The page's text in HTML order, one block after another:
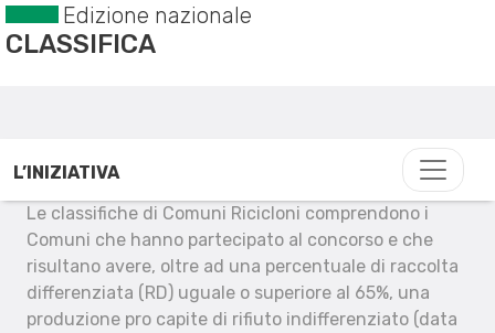
Edizione nazionale
CLASSIFICA
L’INIZIATIVA
Le classifiche di Comuni Ricicloni comprendono i
Comuni che hanno partecipato al concorso e che
risultano avere, oltre ad una percentuale di raccolta
differenziata (RD) uguale o superiore al 65%, una
produzione pro capite di rifiuto indifferenziato (data